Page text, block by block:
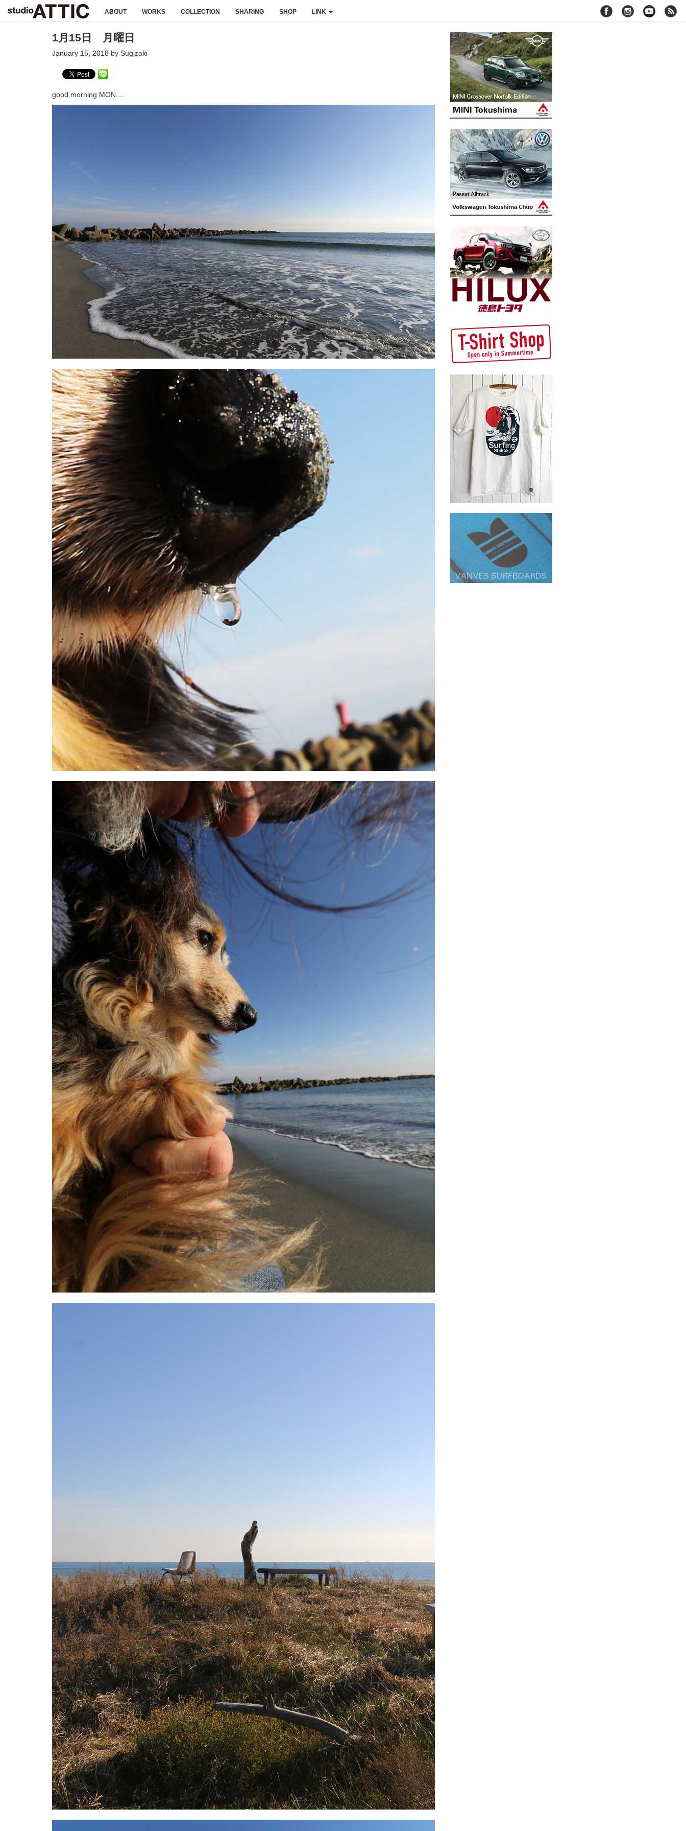
ABOUT WORKS COLLECTION SHARING SHOP LINK facebookinstagramyoutube rss
1月15日 月曜日
January 15, 2018 by Sugizaki
good morning MON....